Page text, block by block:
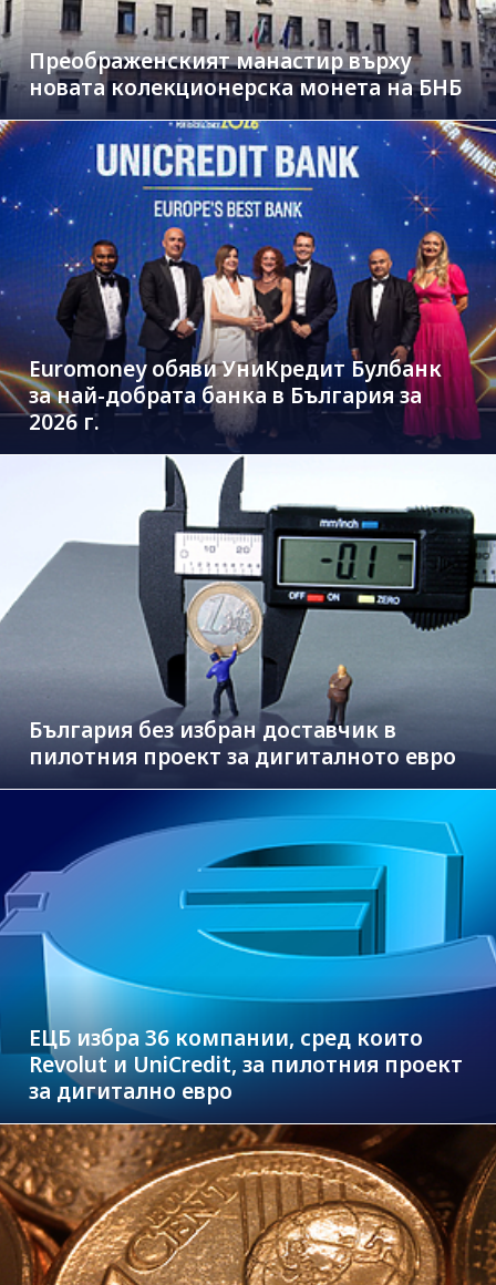
Преображенският манастир върху
новата колекционерска монета на БНБ
Euromoney обяви УниКредит Булбанк
за най-добрата банка в България за
2026 г.
България без избран доставчик в
пилотния проект за дигиталното евро
ЕЦБ избра 36 компании, сред които
Revolut и UniCredit, за пилотния проект
за дигитално евро